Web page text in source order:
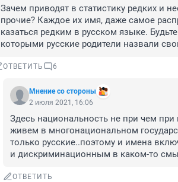
Зачем приводят в статистику редких и
прочие? Каждое их имя, даже самое
казаться редким в русском языке.
которыми русские родители назвали
ОТВЕТИТЬ 6
Мнение со стороны
2 июля 2021, 16:06
Здесь национальность не при чем
живем в многонациональном
только русские..поэтому и имена
и дискриминационным в каком-то
ОТВЕТИТЬ